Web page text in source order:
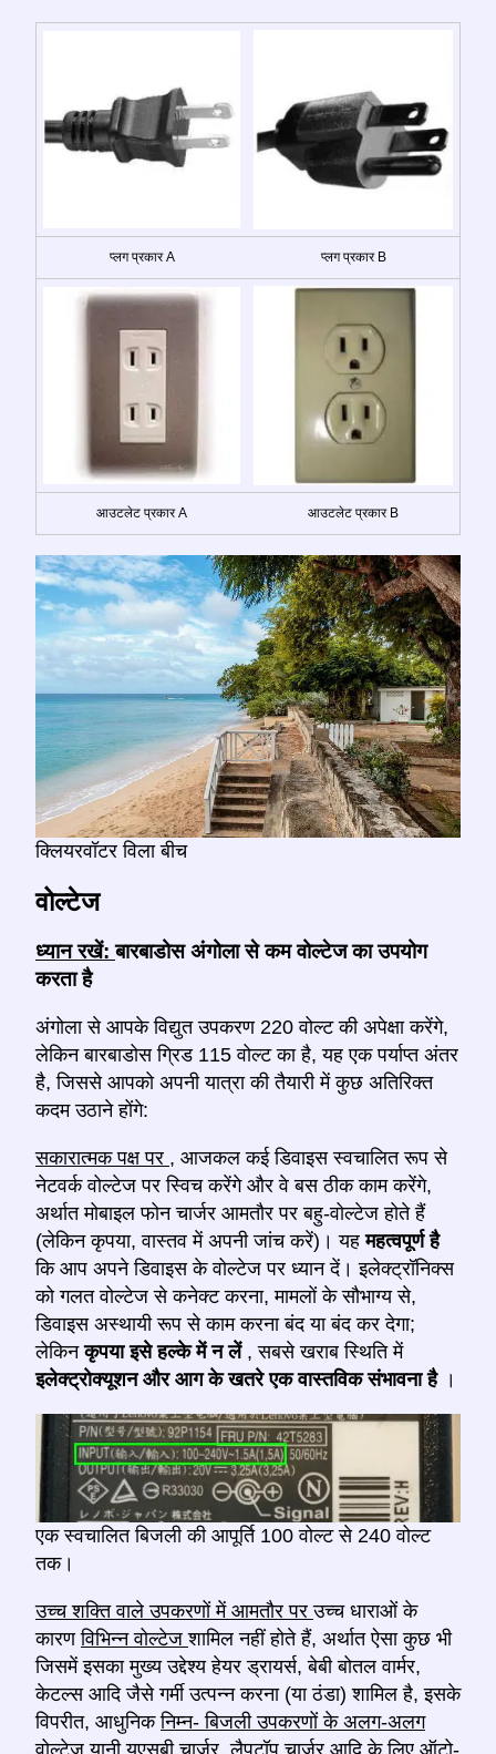
प्लग प्रकार A प्लग प्रकार B
आउटलेट प्रकार A आउटलेट प्रकार B
क्लियरवॉटर विला बीच
वोल्टेज
ध्यान रखें:बारबाडोस अंगोला से कम वोल्टेज का उपयोग
करता है
अंगोला से आपके विद्युत उपकरण 220 वोल्ट की अपेक्षा करेंगे,
लेकिन बारबाडोस ग्रिड 115 वोल्ट का है, यह एक पर्याप्त अंतर
है, जिससे आपको अपनी यात्रा की तैयारी में कुछ अतिरिक्त
कदम उठाने होंगे:
सकारात्मक पक्ष पर , आजकल कई डिवाइस स्वचालित रूप से
नेटवर्क वोल्टेज पर स्विच करेंगे और वे बस ठीक काम करेंगे,
अर्थात मोबाइल फोन चार्जर आमतौर पर बहु-वोल्टेज होते हैं
(लेकिन कृपया, वास्तव में अपनी जांच करें)। यहमहत्वपूर्ण है
कि आप अपने डिवाइस के वोल्टेज पर ध्यान दें। इलेक्ट्रॉनिक्स
को गलत वोल्टेज से कनेक्ट करना, मामलों के सौभाग्य से,
डिवाइस अस्थायी रूप से काम करना बंद या बंद कर देगा;
लेकिनकृपया इसे हल्के में न लें , सबसे खराब स्थिति में
इलेक्ट्रोक्यूशन और आग के खतरे एक वास्तविक संभावना है ।
एक स्वचालित बिजली की आपूर्ति 100 वोल्ट से 240 वोल्ट
तक।
उच्च शक्ति वाले उपकरणों में आमतौर परउच्च धाराओं के
कारणविभिन्न वोल्टेजशामिल नहीं होते हैं, अर्थात ऐसा कुछ भी
जिसमें इसका मुख्य उद्देश्य हेयर ड्रायर्स, बेबी बोतल वार्मर,
केटल्स आदि जैसे गर्मी उत्पन्न करना (या ठंडा) शामिल है, इसके
विपरीत, आधुनिकनिम्न- बिजली उपकरणों के अलग-अलग
वोल्टेजयानी यूएसबी चार्जर, लैपटॉप चार्जर आदि केलिए ऑटो-